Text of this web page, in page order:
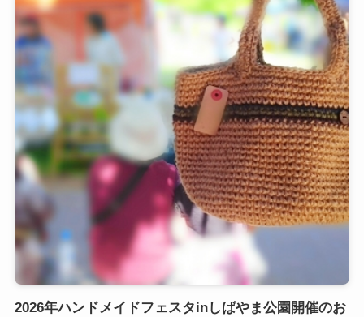
2026年ハンドメイドフェスタinしばやま公園開催のお